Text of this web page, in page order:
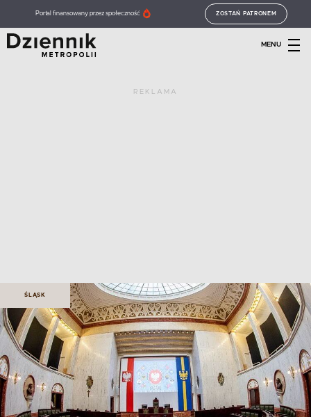
Portal finansowany przez społeczność ZOSTAŃ PATRONEM
MENU
REKLAMA
ŚLĄSK